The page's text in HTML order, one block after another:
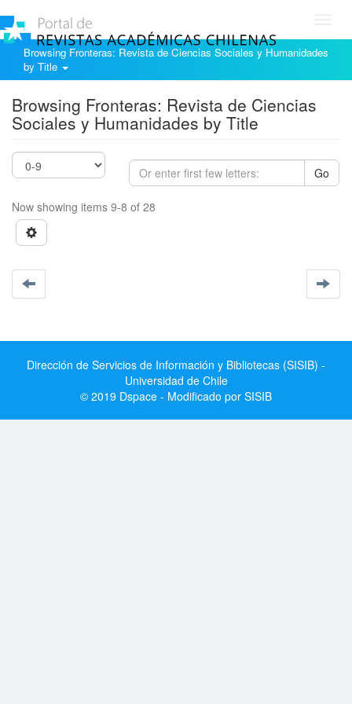
Browsing Fronteras: Revista de Ciencias Sociales y Humanidades
by Title
Browsing Fronteras: Revista de Ciencias
Sociales y Humanidades by Title
Go
Now showing items 9-8 of 28
Dirección de Servicios de Información y Bibliotecas (SISIB) -
Universidad de Chile
© 2019 Dspace - Modificado por SISIB